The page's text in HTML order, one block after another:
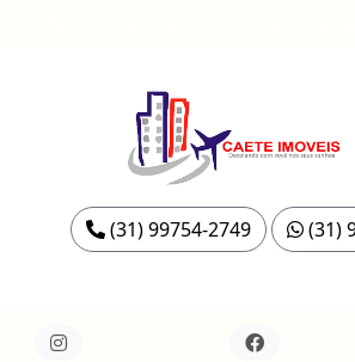
(31) 99754-2749 (31)